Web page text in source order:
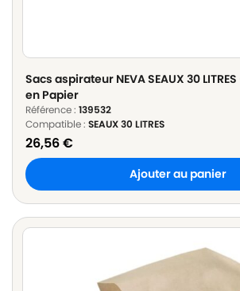
Sacs aspirateur NEVA SEAUX 30
en Papier
Référence : 139532
Compatible : SEAUX 30 LITRES
26,56€
Ajouter au panier